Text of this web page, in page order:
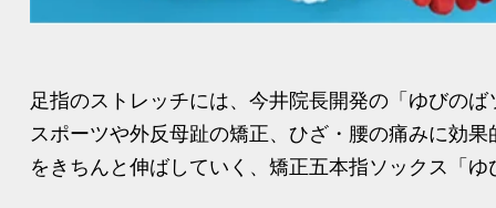
足指のストレッチには、今井院長開発の「ゆびの
スポーツや外反母趾の矯正、ひざ・腰の痛みに効
をきちんと伸ばしていく、矯正五本指ソックス「